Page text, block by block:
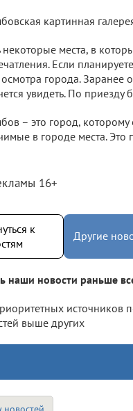
картинная
места, в
Если
города. Заранее
увидеть. По
– это город, которому
в городе места.
16+
к
Другие
наши новости раньше
источников
выше других